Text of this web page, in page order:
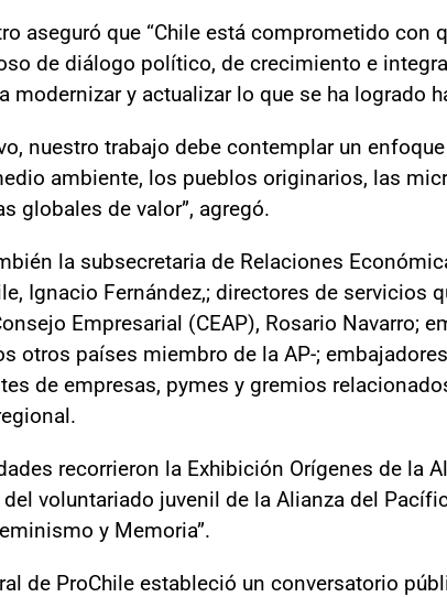
aseguró que “Chile está comprometido con
de diálogo político, de crecimiento e
modernizar y actualizar lo que se ha logrado
nuestro trabajo debe contemplar un
ambiente, los pueblos originarios, las
globales de valor”, agregó.
la subsecretaria de Relaciones
Ignacio Fernández,; directores de servicios
Empresarial (CEAP), Rosario Navarro;
otros países miembro de la AP-;
de empresas, pymes y gremios
recorrieron la Exhibición Orígenes de la
voluntariado juvenil de la Alianza del
y Memoria”.
de ProChile estableció un conversatorio